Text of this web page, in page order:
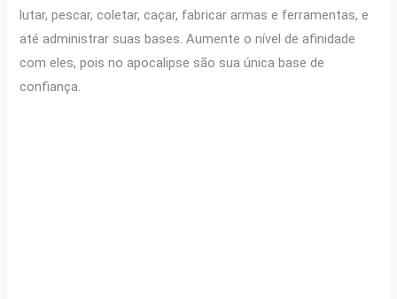
lutar, pescar, coletar, caçar, fabricar armas e ferramentas, e
até administrar suas bases. Aumente o nível de afinidade
com eles, pois no apocalipse são sua única base de
confiança.